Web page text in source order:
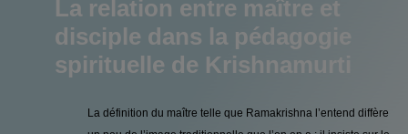
La relation entre maître et
disciple dans la pédagogie
spirituelle de Krishnamurti
La définition du maître telle que Ramakrishna l’entend diffère